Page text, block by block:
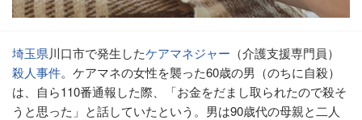
埼玉県川口市で発生したケアマネジャー （介護支援専門員）
殺人事件。ケアマネの女性を襲った60歳の男（のちに自殺）
は、自ら110番通報した際、「お金をだまし取られたので殺そ
うと思った」と話していたという。男は90歳代の母親と二人